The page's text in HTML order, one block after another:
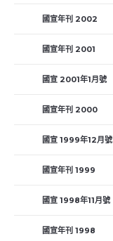
國宣年刊 2002
國宣年刊 2001
國宣 2001年1月號
國宣年刊 2000
國宣 1999年12月號
國宣年刊 1999
國宣 1998年11月號
國宣年刊 1998